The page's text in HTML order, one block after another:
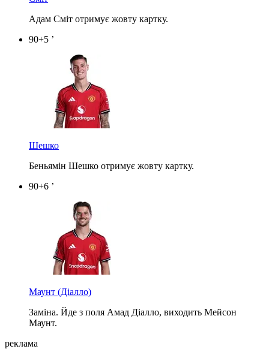
Адам Сміт отримує жовту картку.
90+5 ’
Шешко
Беньямін Шешко отримує жовту картку.
90+6 ’
Маунт (Діалло)
Заміна. Йде з поля Амад Діалло, виходить Мейсон
Маунт.
реклама